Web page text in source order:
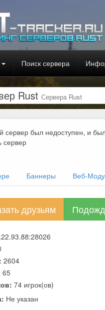
Поиск сервера
Rust Сервера Rust
сервер был недоступен, и
сервер
Баннеры Веб-
друзьям
2604
65
74 игрок(ов)
Не указан